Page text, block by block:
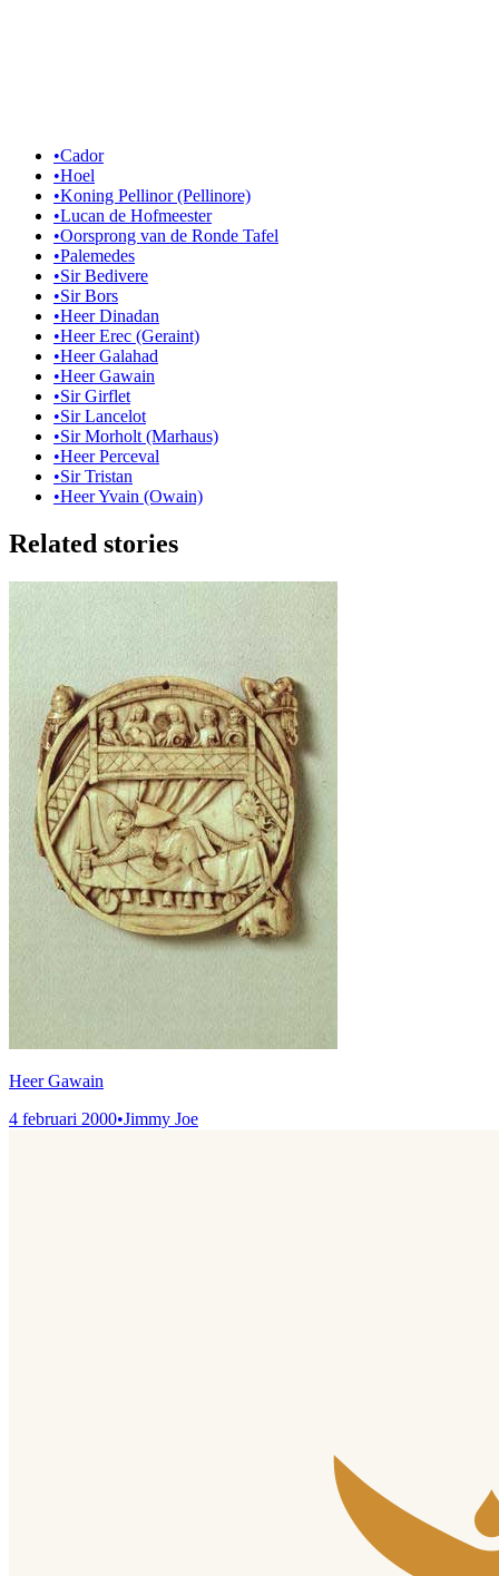
•Cador
•Hoel
•Koning Pellinor (Pellinore)
•Lucan de Hofmeester
•Oorsprong van de Ronde Tafel
•Palemedes
•Sir Bedivere
•Sir Bors
•Heer Dinadan
•Heer Erec (Geraint)
•Heer Galahad
•Heer Gawain
•Sir Girflet
•Sir Lancelot
•Sir Morholt (Marhaus)
•Heer Perceval
•Sir Tristan
•Heer Yvain (Owain)
Related stories
Heer Gawain
4 februari 2000•Jimmy Joe